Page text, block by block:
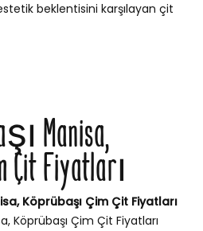
beklentisini karşılayan çit
Manisa,
Çit Fiyatları
Köprübaşı Çim Çit Fiyatları
Köprübaşı Çim Çit Fiyatları